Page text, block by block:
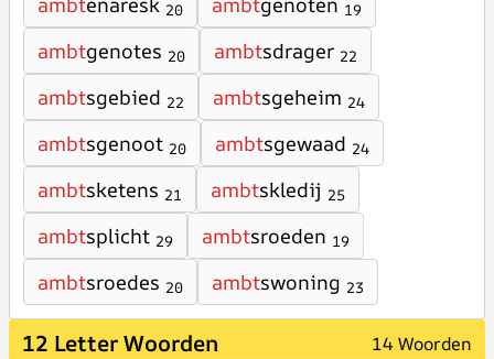
20 19
ambtgenotes 20 ambtsdrager 22
ambtsgebied 22 ambtsgeheim 24
ambtsgenoot 20 ambtsgewaad 24
ambtsketens 21 ambtskledij 25
ambtsplicht 29 ambtsroeden 19
ambtsroedes 20 ambtswoning 23
12 Letter Woorden 14 Woorden